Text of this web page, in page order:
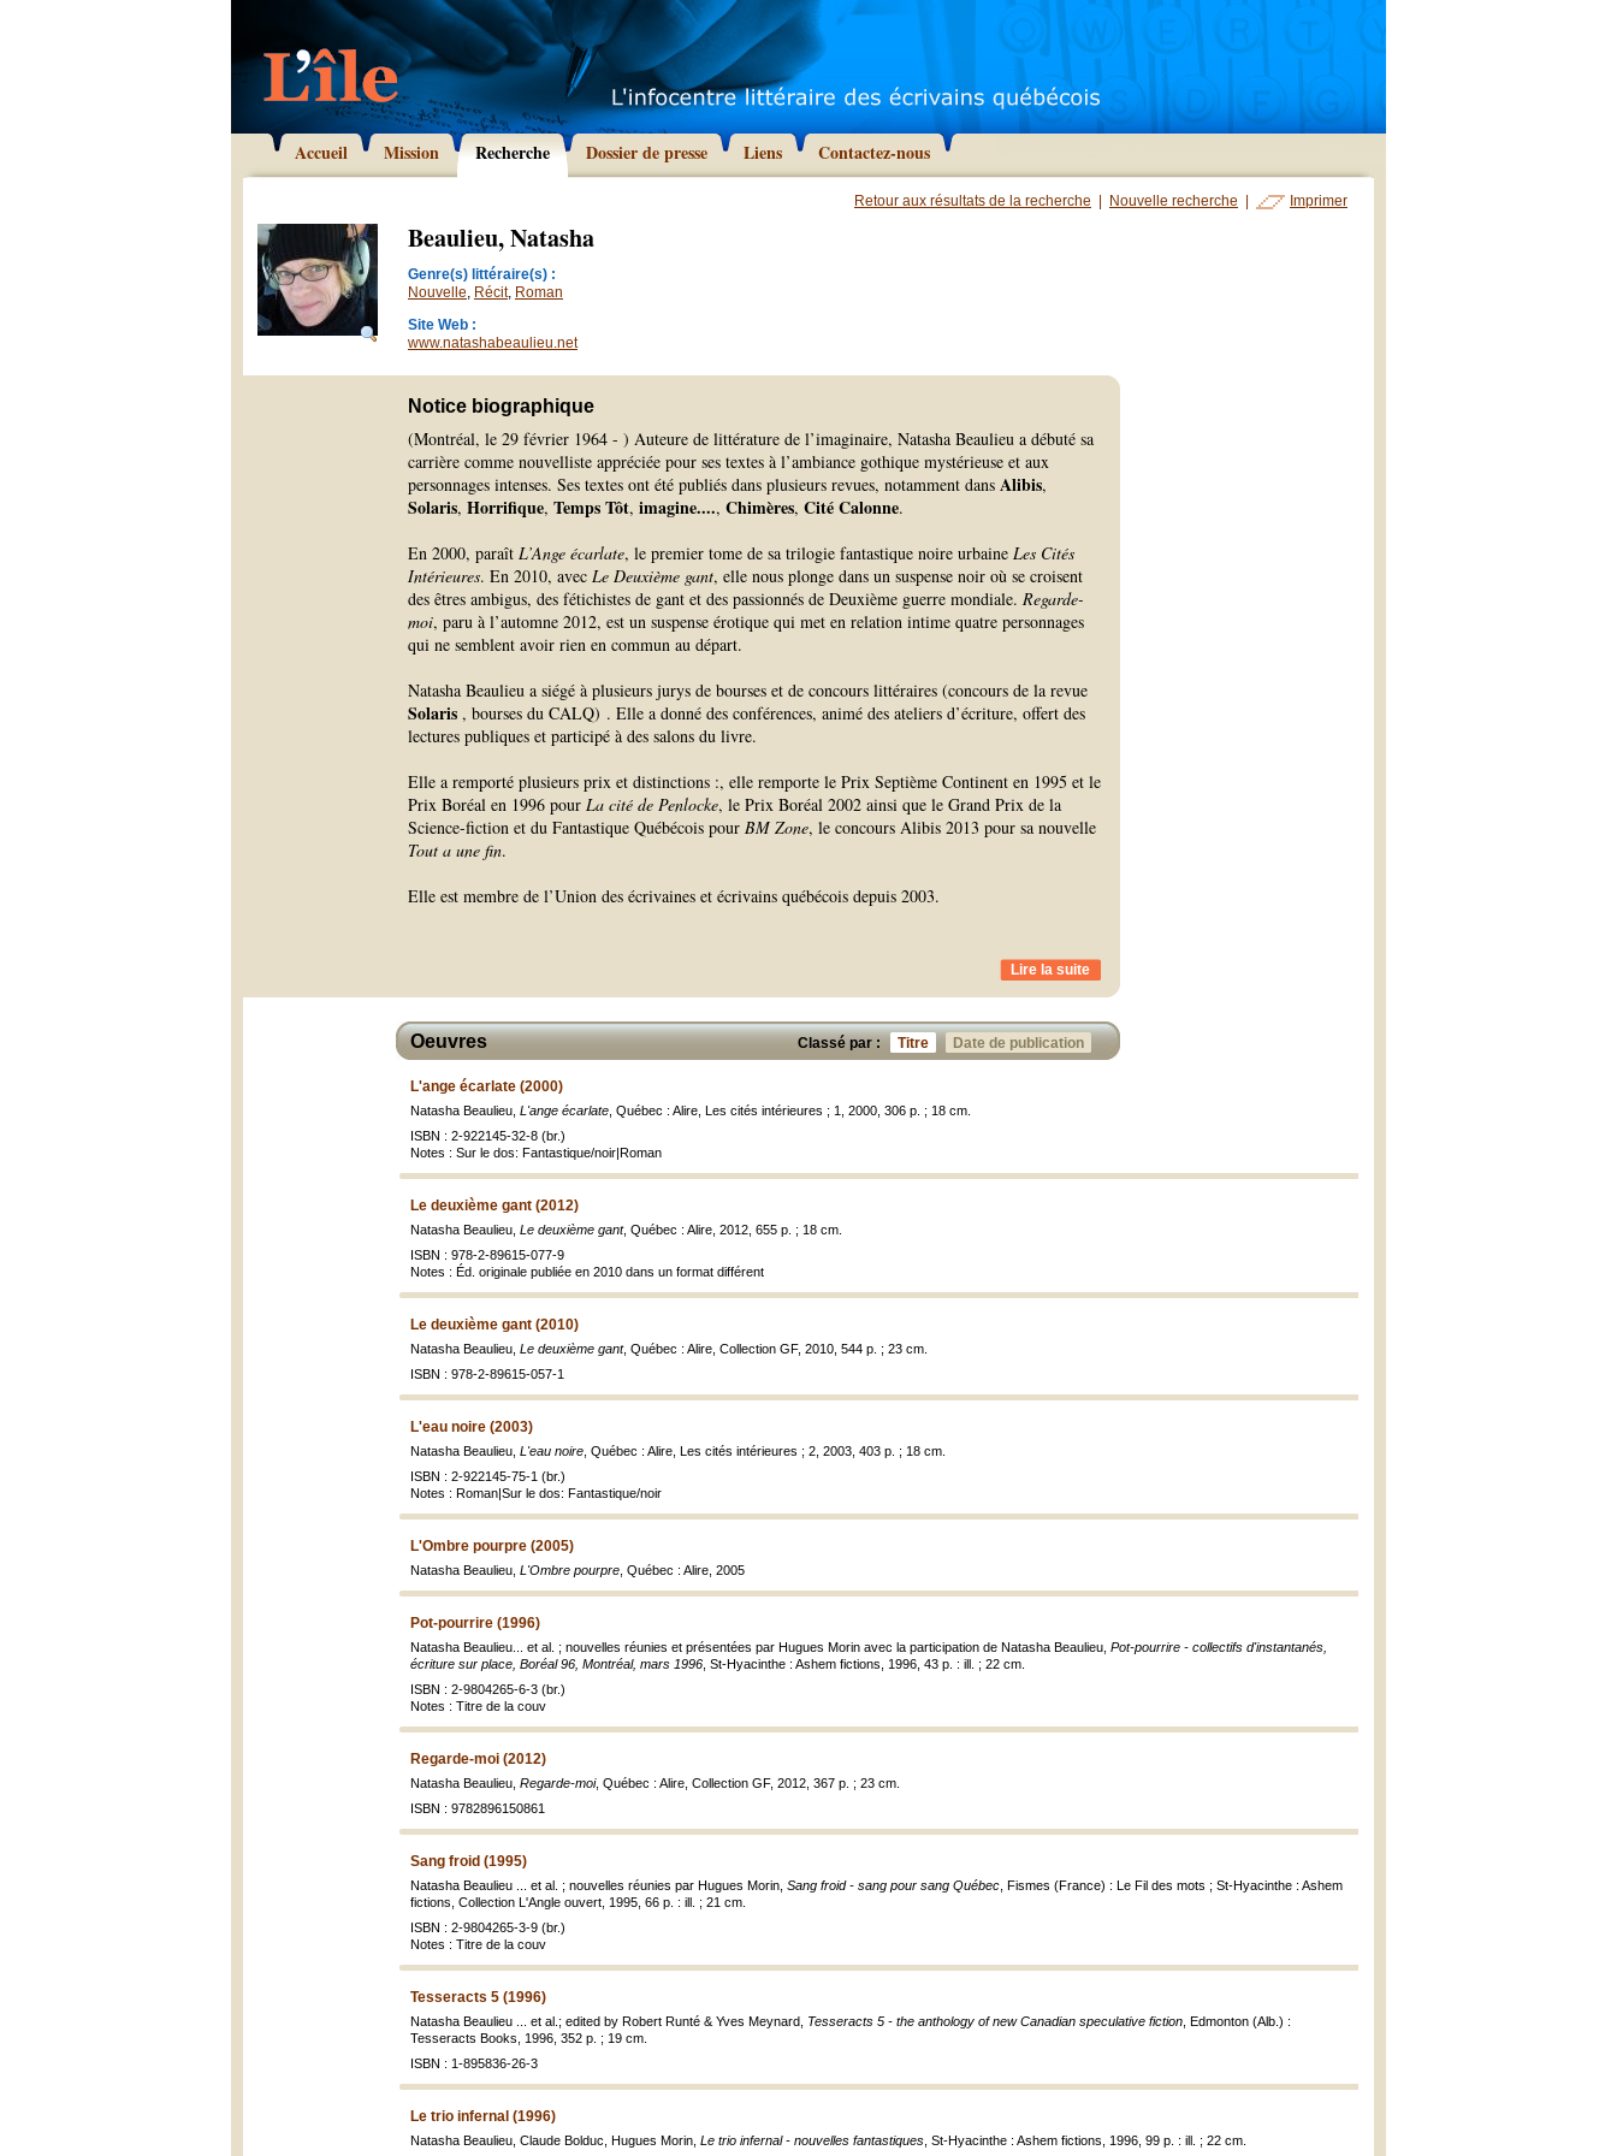
Accueil Mission Recherche Dossier de presse Liens Contactez-nous
Retour aux résultats de la recherche Nouvelle recherche Imprimer
Beaulieu, Natasha
Genre(s) littéraire(s) :
Nouvelle, Récit, Roman
Site Web :
www.natashabeaulieu.net
Notice biographique
(Montréal, le 29 février 1964 - ) Auteure de littérature de l’imaginaire, Natasha Beaulieu a débuté sa
carrière comme nouvelliste appréciée pour ses textes à l’ambiance gothique mystérieuse et aux
personnages intenses. Ses textes ont été publiés dans plusieurs revues, notamment dans Alibis,
Solaris, Horrifique, Temps Tôt, imagine...., Chimères, Cité Calonne.
En 2000, paraît L’Ange écarlate, le premier tome de sa trilogie fantastique noire urbaine Les Cités
Intérieures. En 2010, avec Le Deuxième gant, elle nous plonge dans un suspense noir où se croisent
des êtres ambigus, des fétichistes de gant et des passionnés de Deuxième guerre mondiale. Regarde-
moi, paru à l’automne 2012, est un suspense érotique qui met en relation intime quatre personnages
qui ne semblent avoir rien en commun au départ.
Natasha Beaulieu a siégé à plusieurs jurys de bourses et de concours littéraires (concours de la revue
Solaris , bourses du CALQ) . Elle a donné des conférences, animé des ateliers d’écriture, offert des
lectures publiques et participé à des salons du livre.
Elle a remporté plusieurs prix et distinctions :, elle remporte le Prix Septième Continent en 1995 et le
Prix Boréal en 1996 pour La cité de Penlocke, le Prix Boréal 2002 ainsi que le Grand Prix de la
Science-fiction et du Fantastique Québécois pour BM Zone, le concours Alibis 2013 pour sa nouvelle
Tout a une fin.
Elle est membre de l’Union des écrivaines et écrivains québécois depuis 2003.
Lire la suite
Classé par : Titre Date de publication
Oeuvres
L'ange écarlate (2000)
Natasha Beaulieu, L'ange écarlate , Québec : Alire, Les cités intérieures ; 1, 2000, 306 p. ; 18 cm.
ISBN : 2-922145-32-8 (br.)
Notes : Sur le dos: Fantastique/noir|Roman
Le deuxième gant (2012)
Natasha Beaulieu, Le deuxième gant, Québec : Alire, 2012, 655 p. ; 18 cm.
ISBN : 978-2-89615-077-9
Notes : Éd. originale publiée en 2010 dans un format différent
Le deuxième gant (2010)
Natasha Beaulieu, Le deuxième gant, Québec : Alire, Collection GF, 2010, 544 p. ; 23 cm.
ISBN : 978-2-89615-057-1
L'eau noire (2003)
Natasha Beaulieu, L'eau noire , Québec : Alire, Les cités intérieures ; 2, 2003, 403 p. ; 18 cm.
ISBN : 2-922145-75-1 (br.)
Notes : Roman|Sur le dos: Fantastique/noir
L'Ombre pourpre (2005)
Natasha Beaulieu, L'Ombre pourpre , Québec : Alire, 2005
Pot-pourrire (1996)
Natasha Beaulieu... et al. ; nouvelles réunies et présentées par Hugues Morin avec la participation de Natasha Beaulieu, Pot-pourrire - collectifs d'instantanés,
écriture sur place, Boréal 96, Montréal, mars 1996 , St-Hyacinthe : Ashem fictions, 1996, 43 p. : ill. ; 22 cm.
ISBN : 2-9804265-6-3 (br.)
Notes : Titre de la couv
Regarde-moi (2012)
Natasha Beaulieu, Regarde-moi, Québec : Alire, Collection GF, 2012, 367 p. ; 23 cm.
ISBN : 9782896150861
Sang froid (1995)
Natasha Beaulieu ... et al. ; nouvelles réunies par Hugues Morin, Sang froid - sang pour sang Québec , Fismes (France) : Le Fil des mots ; St-Hyacinthe : Ashem
fictions, Collection L'Angle ouvert, 1995, 66 p. : ill. ; 21 cm.
ISBN : 2-9804265-3-9 (br.)
Notes : Titre de la couv
Tesseracts 5 (1996)
Natasha Beaulieu ... et al.; edited by Robert Runté & Yves Meynard, Tesseracts 5 - the anthology of new Canadian speculative fiction , Edmonton (Alb.) :
Tesseracts Books, 1996, 352 p. ; 19 cm.
ISBN : 1-895836-26-3
Le trio infernal (1996)
Natasha Beaulieu, Claude Bolduc, Hugues Morin, Le trio infernal - nouvelles fantastiques , St-Hyacinthe : Ashem fictions, 1996, 99 p. : ill. ; 22 cm.